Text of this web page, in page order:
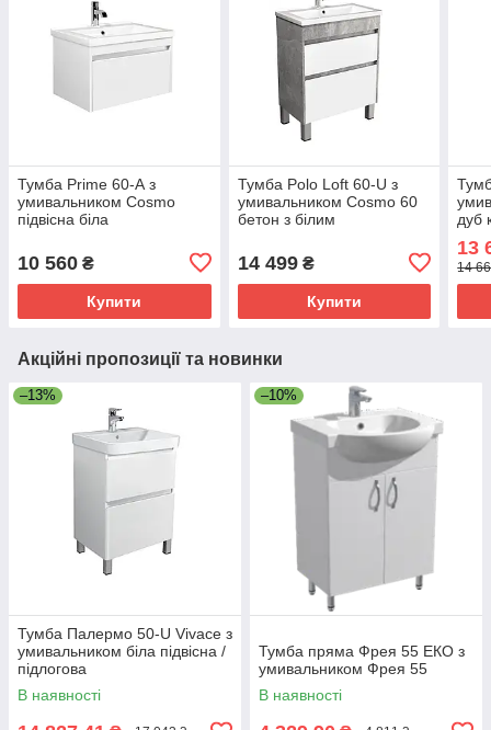
Тумба Prime 60-А з
умивальником Cosmo
підвісна біла
10 560 ₴
Купити
Тумба Polo Loft 60-U з
умивальником Cosmo 60
бетон з білим
14 499₴
Купити
дуб
13
14
Акційні пропозиції та новинки
–13%
Тумба Палермо 50-U Vivace з
умивальником біла підвісна /
підлогова
В наявності
–10%
Тумба пряма Фрея 55 ЕКО з
умивальником Фрея 55
В наявності